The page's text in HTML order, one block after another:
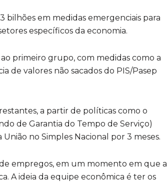
bilhões em medidas emergenciais para
específicos da economia.
primeiro grupo, com medidas como a
de valores não sacados do PIS/Pasep
a partir de políticas como o
de Garantia do Tempo de Serviço)
no Simples Nacional por 3 meses.
empregos, em um momento em que a
A ideia da equipe econômica é ter os